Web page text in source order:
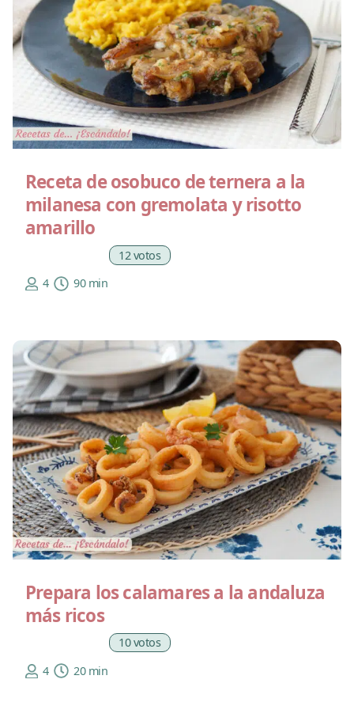
Receta de osobuco de ternera a la
milanesa con gremolata y risotto
amarillo
12 votos
4
90 min
Prepara los calamares a la andaluza
más ricos
10 votos
4
20 min